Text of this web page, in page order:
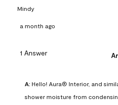
Mindy
a month ago
1 Answer
A: Hello! Aura® Interior, and
shower moisture from